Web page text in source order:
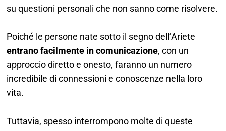
su questioni personali che non sanno come risolvere.
Poiché le persone nate sotto il segno dell’Ariete
entrano facilmente in comunicazione, con un
approccio diretto e onesto, faranno un numero
incredibile di connessioni e conoscenze nella loro
vita.
Tuttavia, spesso interrompono molte di queste